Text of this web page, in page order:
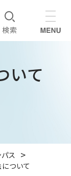
いて
ス
ついて